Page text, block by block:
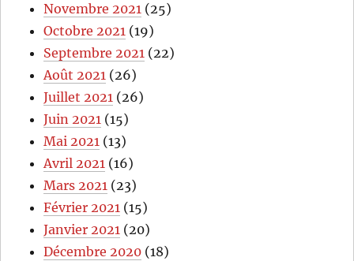
Novembre 2021 (25)
Octobre 2021 (19)
Septembre 2021 (22)
Août 2021 (26)
Juillet 2021 (26)
Juin 2021 (15)
Mai 2021 (13)
Avril 2021 (16)
Mars 2021 (23)
Février 2021 (15)
Janvier 2021 (20)
Décembre 2020 (18)